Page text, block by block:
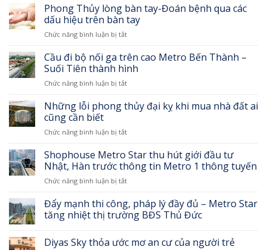
bức
tường
30
năm,
đường
chống
tắc
Tân
Phong Thủy lòng bàn tay-Đoán bệnh qua các
dấu hiệu trên bàn tay
Chức năng bình luận bị tắtở
Thủy
lòng
bàn
tay-
bệnh
dấu
trên
bàn
Cầu đi bộ nối ga trên cao Metro Bến Thành –
Suối Tiên thành hình
Chức năng bình luận bị tắtở
đi
ga
cao
Metro
Thành
Suối
Tiên
Những lỗi phong thủy đại kỵ khi mua nhà đất ai
cũng cần biết
Chức năng bình luận bị tắtở
lỗi
phong
thủy
đại
khi
mua
nhà
ai
Shophouse Metro Star thu hút giới đầu tư
Nhật, Hàn trước thông tin Metro 1 thông tuyến
Chức năng bình luận bị tắtở
Metro
Star
thu
giới
Đẩy mạnh thi công, pháp lý đầy đủ – Metro Star
tăng nhiệt thị trường BĐS Thủ Đức
Diyas Sky thỏa ước mơ an cư của người trẻ